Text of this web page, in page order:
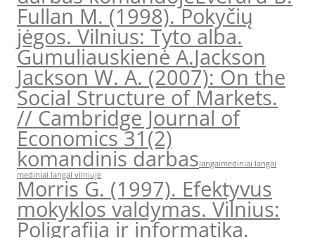
Fullan M. (1998). Pokyčių
jėgos. Vilnius: Tyto alba.
Gumuliauskienė A.Jackson
Jackson W. A. (2007): On the
Social Structure of Markets.
// Cambridge Journal of
Economics 31(2)
komandinis darbaslangaimediniai langai
mediniai langai vilniuje
Morris G. (1997). Efektyvus
mokyklos valdymas. Vilnius:
Poligrafija ir informatika.